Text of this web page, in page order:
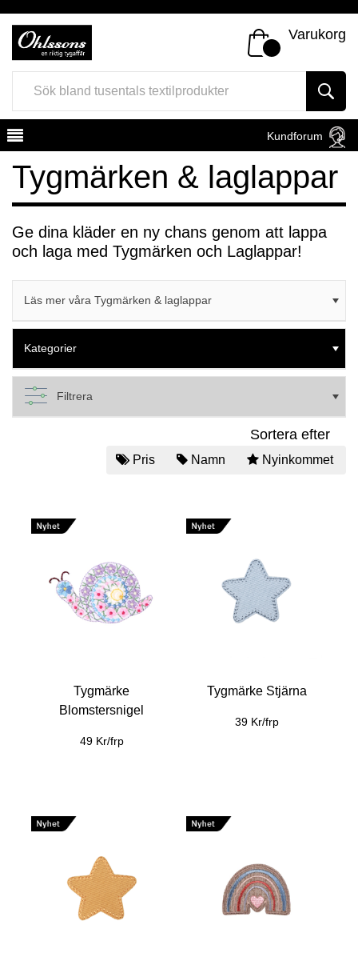
Varukorg
Kundforum
Register Sign In
Tygmärken & laglappar
Ge dina kläder en ny chans genom att lappa
och laga med Tygmärken och Laglappar!
Läs mer våra Tygmärken & laglappar
Kategorier
Filtrera
Sortera efter
Pris Namn Nyinkommet
Tygmärke
Blomstersnigel
49 Kr/frp
Tygmärke Stjärna
39 Kr/frp